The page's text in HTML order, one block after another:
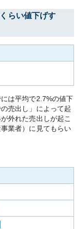
らい値下げす
は平均で2.7%の値下
売出し」によって起
外れた売出しが起こ
業者）に見てもらい